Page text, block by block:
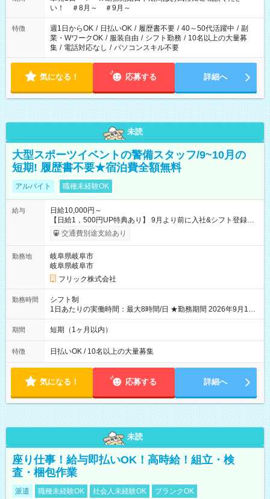
い！ ＃8月～ ＃9月～
特徴 週1日からOK / 日払いOK / 履歴書不要 / 40～50代活躍中 / 副
業・WワークOK / 服装自由 / シフト勤務 / 10名以上の大量募
集 / 電話対応なし / パソコンスキル不要
気になる！ 応募する 詳細へ
未読
大型スポーツイベントの警備スタッフ/9~10月の
短期! 履歴書不要★宿泊費全額無料
アルバイト 職種未経験OK
給与
日給10,000円～
【日給1，500円UP特典あり】 9月より前に入社&シフト登録す
ると 期間中(9/16~10/23) の日給がUP! 日給1万1500円でしっか
り稼げます♪ 【試用期間】試用期間なし
交通費別途支給あり
勤務地
岐阜県岐阜市
岐阜県岐阜市
フリック株式会社
勤務時間
シフト制
1日あたりの実働時間：最大8時間/日 ★勤務期間 2026年9月16
日~2026年10月23日 短期勤務OK! 期間中フル勤務できる方優遇
※週3~5日勤務(勤務日数応相談) ※期間前から勤務スタートも可
り ※夜勤シフトあり
期間 短期（1ヶ月以内）
特徴 日払いOK / 10名以上の大量募集
気になる！ 応募する 詳細へ
未読
座り仕事！給与即払いOK！高時給！組立・検
査・梱包作業
派遣 職種未経験OK 社会人未経験OK
ブランクOK